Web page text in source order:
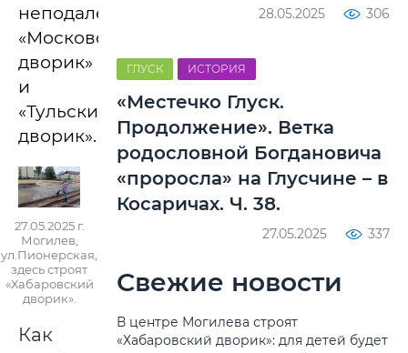
неподалеку
«Московский
дворик»
и
«Тульский
дворик».
27.05.2025 г.
Могилев,
ул.Пионерская,
здесь строят
«Хабаровский
дворик».
Как
28.05.2025 306
ГЛУСК ИСТОРИЯ
«Местечко Глуск.
Продолжение». Ветка
родословной Богдановича
«проросла» на Глусчине – в
Косаричах. Ч. 38.
27.05.2025 337
Свежие новости
В центре Могилева строят
«Хабаровский дворик»: для детей будет